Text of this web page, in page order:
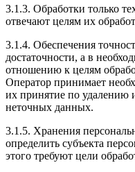
3.1.3. Обработки только
отвечают целям их
3.1.4. Обеспечения
достаточности, а в
отношению к целям
Оператор принимает
их принятие по
неточных данных.
3.1.5. Хранения
определить субъекта
этого требуют цели